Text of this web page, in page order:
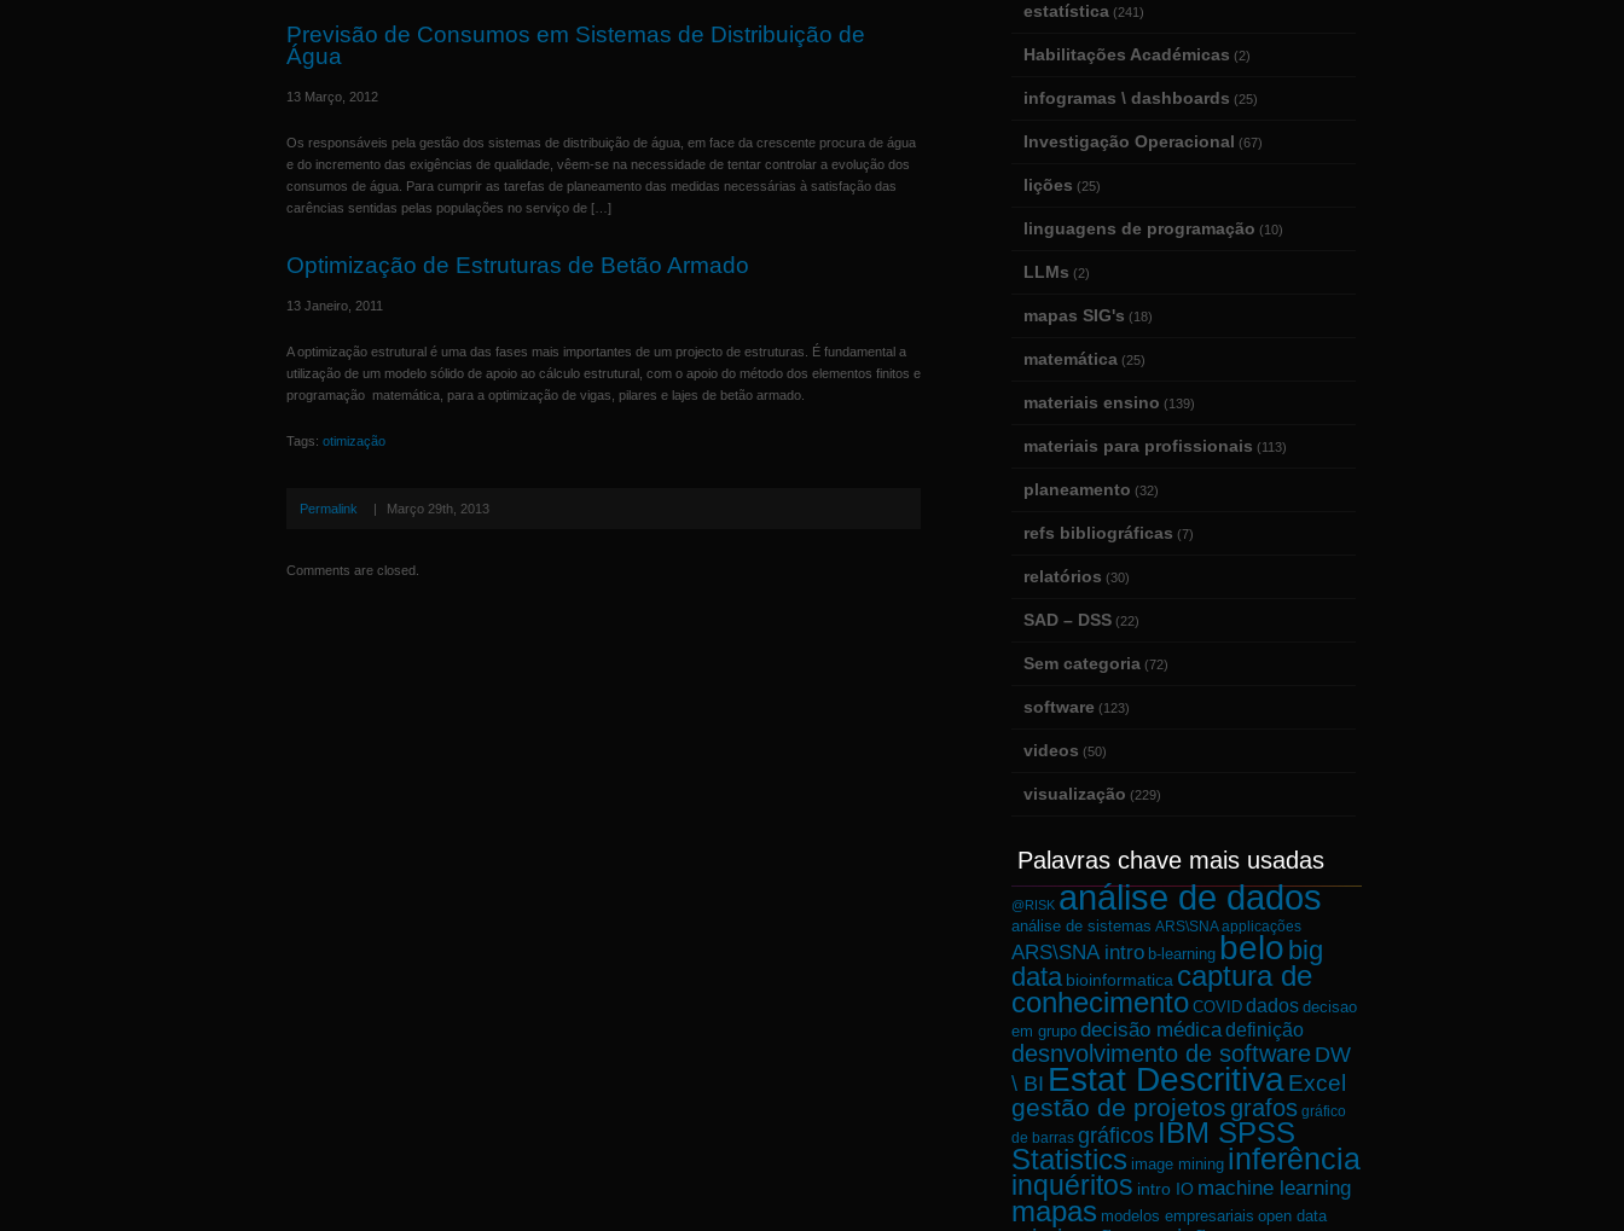
Previsão de Consumos em Sistemas de Distribuição de
Água
13 Março, 2012
Os responsáveis pela gestão dos sistemas de distribuição de água, em face da crescente procura de água
e do incremento das exigências de qualidade, vêem-se na necessidade de tentar controlar a evolução dos
consumos de água. Para cumprir as tarefas de planeamento das medidas necessárias à satisfação das
carências sentidas pelas populações no serviço de […]
Optimização de Estruturas de Betão Armado
13 Janeiro, 2011
A optimização estrutural é uma das fases mais importantes de um projecto de estruturas. É fundamental a
utilização de um modelo sólido de apoio ao cálculo estrutural, com o apoio do método dos elementos finitos e
programação matemática, para a optimização de vigas, pilares e lajes de betão armado.
Tags: otimização
Permalink | Março 29th, 2013
Comments are closed.
estatística (241)
Habilitações Académicas (2)
infogramas \ dashboards (25)
Investigação Operacional (67)
lições (25)
linguagens de programação (10)
LLMs (2)
mapas SIG's (18)
matemática (25)
materiais ensino (139)
materiais para profissionais (113)
planeamento (32)
refs bibliográficas (7)
relatórios (30)
SAD – DSS (22)
Sem categoria (72)
software (123)
videos (50)
visualização (229)
Palavras chave mais usadas
@RISK análise de dados
análise de sistemas ARS\SNA applicações
ARS\SNA intro b-learning belo big
data bioinformatica captura de
conhecimento COVID dados decisao
em grupo decisão médicadefinição
desnvolvimento de software DW
\ BI Estat DescritivaExcel
gestão de projetos grafos gráfico
de barras gráficos IBM SPSS
Statistics image mining inferência
inquéritos intro IO machine learning
mapas modelos empresariais open data